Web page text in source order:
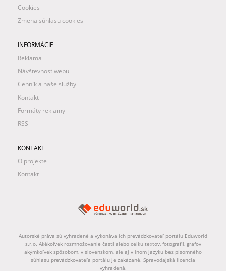
Cookies
Zmena súhlasu cookies
INFORMÁCIE
Reklama
Návštevnosť webu
Cenník a naše služby
Kontakt
Formáty reklamy
RSS
KONTAKT
O projekte
Kontakt
Autorské práva sú vyhradené a vykonáva ich prevádzkovateľ portálu Eduworld
s.r.o. Akékoľvek rozmnožovanie častí alebo celku textov, fotografií, grafov
akýmkoľvek spôsobom, v slovenskom, ale aj v inom jazyku bez písomného
súhlasu prevádzkovateľa portálu je zakázané. Spravodajská licencia
vyhradená.